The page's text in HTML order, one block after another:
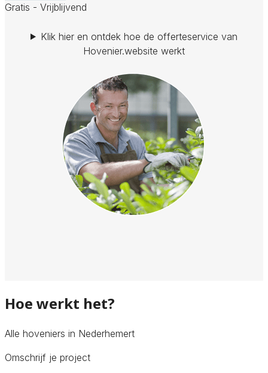
Gratis - Vrijblijvend
Klik hier en ontdek hoe de offerteservice van
Hovenier.website werkt
Hoe werkt het?
Alle hoveniers in Nederhemert
Omschrijf je project